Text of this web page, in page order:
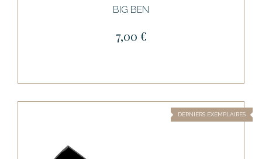
BIG BEN
7,00 €
DERNIERS EXEMPLAIRES